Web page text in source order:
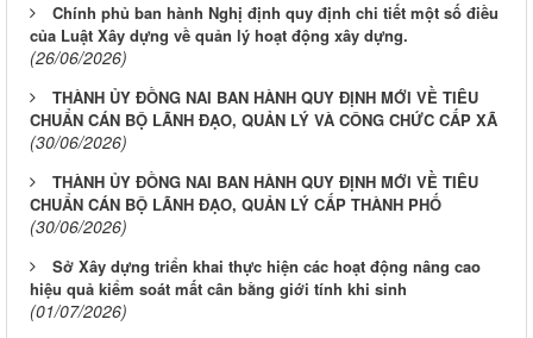
Chính phủ ban hành Nghị định quy định chi tiết một số điều
của Luật Xây dựng về quản lý hoạt động xây dựng.
(26/06/2026)
THÀNH ỦY ĐỒNG NAI BAN HÀNH QUY ĐỊNH MỚI VỀ TIÊU
CHUẨN CÁN BỘ LÃNH ĐẠO, QUẢN LÝ VÀ CÔNG CHỨC CẤP XÃ
(30/06/2026)
THÀNH ỦY ĐỒNG NAI BAN HÀNH QUY ĐỊNH MỚI VỀ TIÊU
CHUẨN CÁN BỘ LÃNH ĐẠO, QUẢN LÝ CẤP THÀNH PHỐ
(30/06/2026)
Sở Xây dựng triển khai thực hiện các hoạt động nâng cao
hiệu quả kiểm soát mất cân bằng giới tính khi sinh
(01/07/2026)